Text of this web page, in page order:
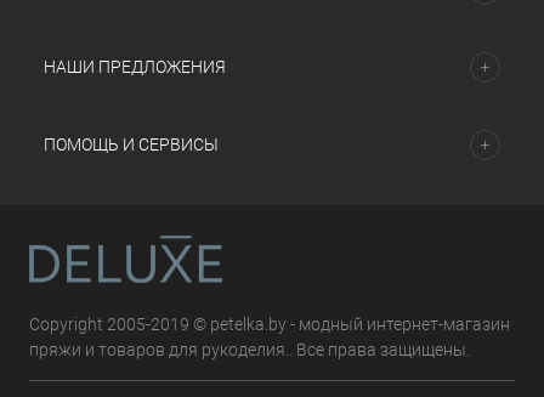
НАШИ ПРЕДЛОЖЕНИЯ
ПОМОЩЬ И СЕРВИСЫ
Copyright 2005-2019 © petelka.by - модный интернет-магазин
пряжи и товаров для рукоделия.. Все права защищены.